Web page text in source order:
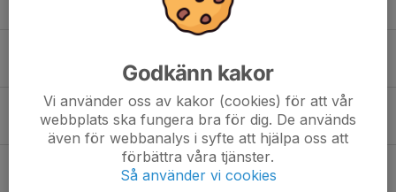
1
4 mar, 14:00 0
Flugfisketävlingar
17 feb, 23:03 0
Webbshop
23 jan, 17:39 0
Godkänn kakor
Vi använder oss av kakor (cookies) för att vår
webbplats ska fungera bra för dig. De används
även för webbanalys i syfte att hjälpa oss att
förbättra våra tjänster.
Så använder vi cookies